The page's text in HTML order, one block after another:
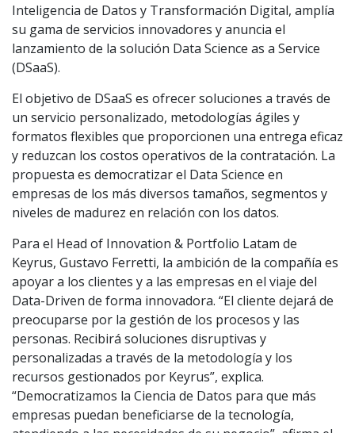
Inteligencia de Datos y Transformación Digital, amplía
su gama de servicios innovadores y anuncia el
lanzamiento de la solución Data Science as a Service
(DSaaS).
El objetivo de DSaaS es ofrecer soluciones a través de
un servicio personalizado, metodologías ágiles y
formatos flexibles que proporcionen una entrega eficaz
y reduzcan los costos operativos de la contratación. La
propuesta es democratizar el Data Science en
empresas de los más diversos tamaños, segmentos y
niveles de madurez en relación con los datos.
Para el Head of Innovation & Portfolio Latam de
Keyrus, Gustavo Ferretti, la ambición de la compañía es
apoyar a los clientes y a las empresas en el viaje del
Data-Driven de forma innovadora. “El cliente dejará de
preocuparse por la gestión de los procesos y las
personas. Recibirá soluciones disruptivas y
personalizadas a través de la metodología y los
recursos gestionados por Keyrus”, explica.
“Democratizamos la Ciencia de Datos para que más
empresas puedan beneficiarse de la tecnología,